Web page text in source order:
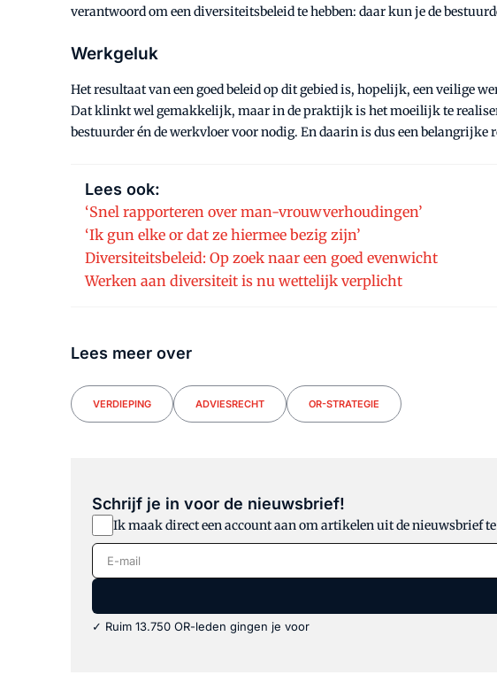
verantwoord om een diversiteitsbeleid te hebben: daar kun je de
Werkgeluk
Het resultaat van een goed beleid op dit gebied is, hopelijk, een veilige
Dat klinkt wel gemakkelijk, maar in de praktijk is het moeilijk te
bestuurder én de werkvloer voor nodig. En daarin is dus een belangrijke
Lees ook:
‘Snel rapporteren over man-vrouwverhoudingen’
‘Ik gun elke or dat ze hiermee bezig zijn’
Diversiteitsbeleid: Op zoek naar een goed evenwicht
Werken aan diversiteit is nu wettelijk verplicht
Lees meer over
VERDIEPING ADVIESRECHT OR-STRATEGIE
Schrijf je in voor de nieuwsbrief!
Ik maak direct een account aan om artikelen uit de nieuwsbrief
E-mail
✓ Ruim 13.750 OR-leden gingen je voor